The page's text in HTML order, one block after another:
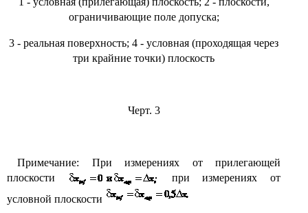
ограничивающие поле допуска;
3 - реальная поверхность; 4 - условная (проходящая через
три крайние точки) плоскость
Черт. 3
Примечание: При измерениях от прилегающей
плоскости
при измерениях от
условной плоскости